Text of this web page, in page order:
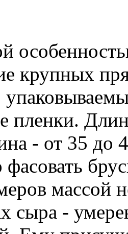
крупных
пленки.
- от 35 до
массой
сыра -